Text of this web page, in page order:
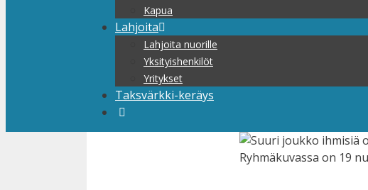
Kapua
Lahjoita
Lahjoita nuorille
Yksityishenkilöt
Yritykset
Taksvärkki-keräys